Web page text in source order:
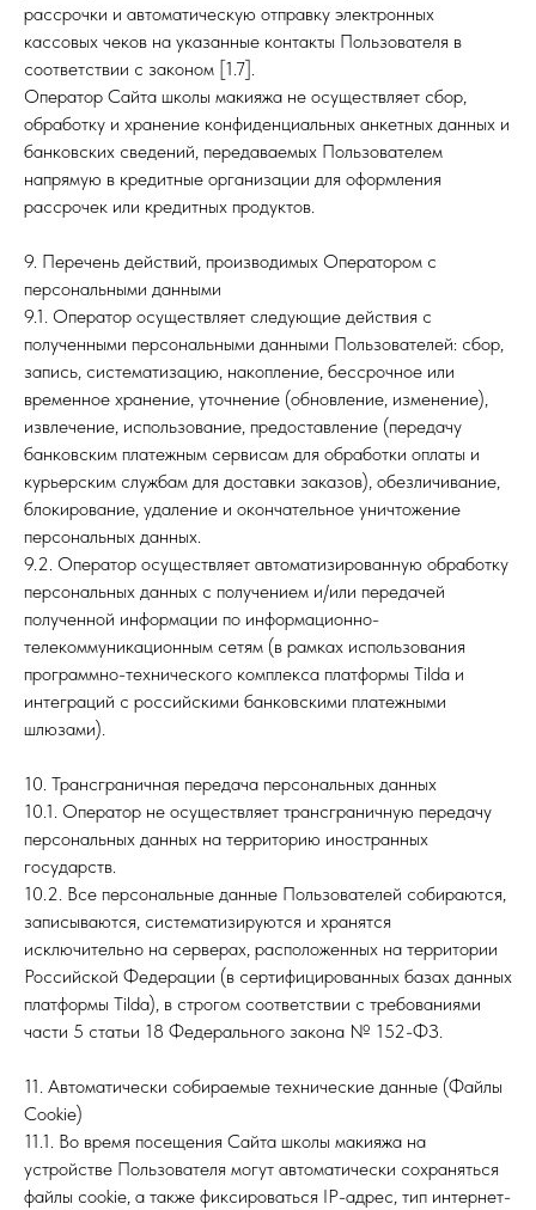
рассрочки и автоматическую отправку электронных
кассовых чеков на указанные контакты Пользователя в
соответствии с законом [1.7].
Оператор Сайта школы макияжа не осуществляет сбор,
обработку и хранение конфиденциальных анкетных данных и
банковских сведений, передаваемых Пользователем
напрямую в кредитные организации для оформления
рассрочек или кредитных продуктов.
9. Перечень действий, производимых Оператором с
персональными данными
9.1. Оператор осуществляет следующие действия с
полученными персональными данными Пользователей: сбор,
запись, систематизацию, накопление, бессрочное или
временное хранение, уточнение (обновление, изменение),
извлечение, использование, предоставление (передачу
банковским платежным сервисам для обработки оплаты и
курьерским службам для доставки заказов), обезличивание,
блокирование, удаление и окончательное уничтожение
персональных данных.
9.2. Оператор осуществляет автоматизированную обработку
персональных данных с получением и/или передачей
полученной информации по информационно-
телекоммуникационным сетям (в рамках использования
программно-технического комплекса платформы Tilda и
интеграций с российскими банковскими платежными
шлюзами).
10. Трансграничная передача персональных данных
10.1. Оператор не осуществляет трансграничную передачу
персональных данных на территорию иностранных
государств.
10.2. Все персональные данные Пользователей собираются,
записываются, систематизируются и хранятся
исключительно на серверах, расположенных на территории
Российской Федерации (в сертифицированных базах данных
платформы Tilda), в строгом соответствии с требованиями
части 5 статьи 18 Федерального закона № 152-ФЗ.
11. Автоматически собираемые технические данные (Файлы
Cookie)
11.1. Во время посещения Сайта школы макияжа на
устройстве Пользователя могут автоматически сохраняться
файлы cookie, а также фиксироваться IP-адрес, тип интернет-